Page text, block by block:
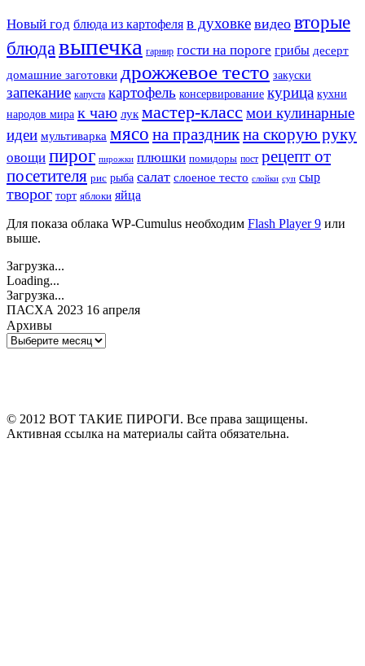
Новый год блюда из картофеля в духовке видео вторые
блюдавыпечка гарнир гости на пороге грибы десерт
домашние заготовки дрожжевое тесто закуски
запекание капуста картофель консервирование курица кухни
народов мира к чаю лук мастер-класс мои кулинарные
идеи мультиварка мясо на праздникна скорую руку
овощи пирог пирожки плюшки помидоры пост рецепт от
посетителя рис рыба салат слоеное тесто слойки суп сыр
творог торт яблоки яйца
Для показа облака WP-Cumulus необходим Flash Player 9 или
выше.
Загрузка...
Loading...
Загрузка...
ПАСХА 2023 16 апреля
Архивы
Архивы
© 2012 ВОТ ТАКИЕ ПИРОГИ. Все права защищены.
Активная ссылка на материалы сайта обязательна.